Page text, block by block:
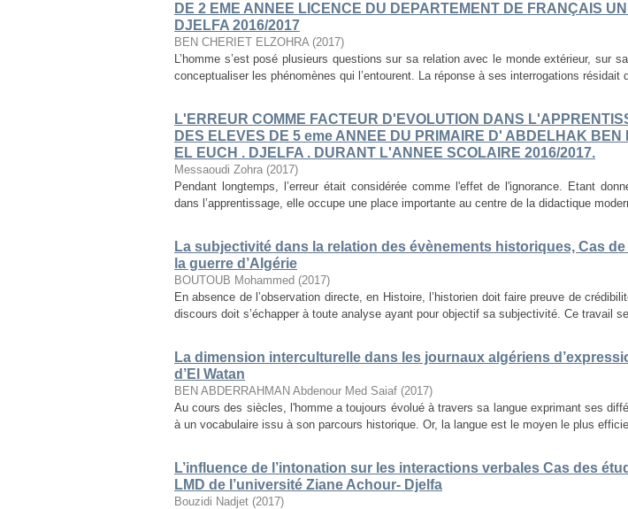
DE 2 EME ANNEE LICENCE DU DEPARTEMENT DE FRANÇAIS
DJELFA 2016/2017
BEN CHERIET ELZOHRA (2017)
L’homme s’est posé plusieurs questions sur sa relation avec le monde extérieur, sur
conceptualiser les phénomènes qui l’entourent. La réponse à ses interrogations résidait
L'ERREUR COMME FACTEUR D'EVOLUTION DANS
DES ELEVES DE 5 eme ANNEE DU PRIMAIRE D' ABDELHAK BEN
EL EUCH . DJELFA . DURANT L'ANNEE SCOLAIRE 2016/2017.
Messaoudi Zohra (2017)
Pendant longtemps, l’erreur était considérée comme l'effet de l'ignorance. Etant
dans l’apprentissage, elle occupe une place importante au centre de la didactique
La subjectivité dans la relation des évènements historiques, Cas
la guerre d’Algérie
BOUTOUB Mohammed (2017)
En absence de l’observation directe, en Histoire, l’historien doit faire preuve de
discours doit s’échapper à toute analyse ayant pour objectif sa subjectivité. Ce travail
La dimension interculturelle dans les journaux algériens
d’El Watan
BEN ABDERRAHMAN Abdenour Med Saiaf (2017)
Au cours des siècles, l'homme a toujours évolué à travers sa langue exprimant ses
à un vocabulaire issu à son parcours historique. Or, la langue est le moyen le plus
L’influence de l’intonation sur les interactions verbales Cas des
LMD de l’université Ziane Achour- Djelfa
Bouzidi Nadjet (2017)